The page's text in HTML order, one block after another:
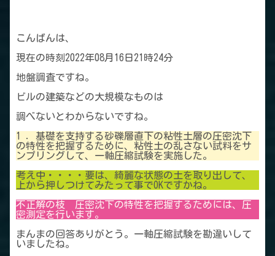
こんばんは、
現在の時刻2022年08月16日21時24分
地盤調査ですね。
ビルの建築などの大規模なものは
調べないとわからないですね。
1 ．基礎を支持する砂礫層直下の粘性土層の圧密沈下
の特性を把握するために、粘性土の乱さない試料をサ
ンプリングして、一軸圧縮試験を実施した。
考え中・・・・要は、綺麗な状態の土を取り出して、
上から押しつけてみたって事でOKですかね。
不正解の枝 圧密沈下の特性を把握するためには、圧
密測定を行います。
まんまの回答ありがとう。一軸圧縮試験を勘違いして
いましたね。